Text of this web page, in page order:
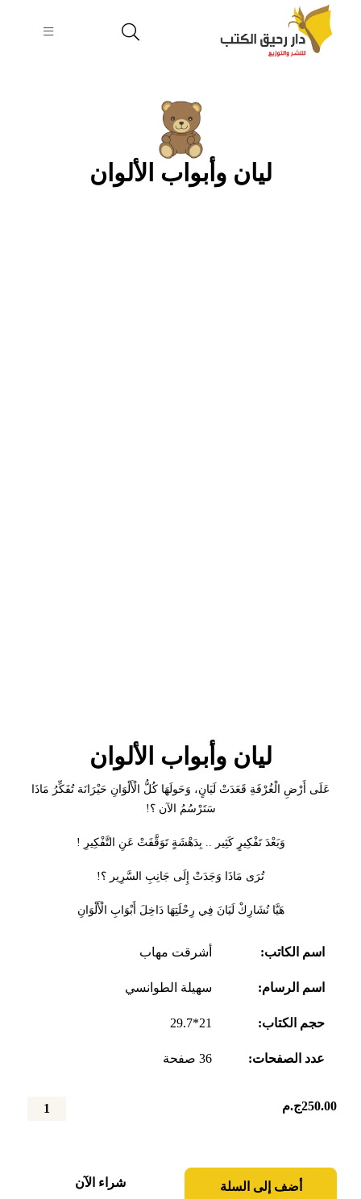
ليان وأبواب الألوان
ليان وأبواب الألوان
عَلَى أَرْضِ الْغُرْفَةِ قَعَدَتْ لَيَانٍ، وَحَولَهَا كُلُّ الْأَلْوَانِ حَيْرَانَة تُفَكِّرُ مَاذَا
سَتَرْسُمُ الآن ؟!
وَبَعْدَ تَفْكِيرٍ كَثِير .. بِدَهْشَةٍ تَوَقَّفَتْ عَنِ التَّفْكِيرِ !
تُرَى مَاذَا وَجَدَتْ إِلَى جَانِبِ السَّرِير ؟!
هَيَّا نُشَارِكْ لَيَانَ فِي رِحْلَتِهَا دَاخِلَ أَبْوَابِ الْأَلْوَانِ
اسم الكاتب: أشرقت مهاب
اسم الرسام: سهيلة الطوانسي
حجم الكتاب: 21*29.7
عدد الصفحات: 36 صفحة
250.00ج.م
كمية
أضف إلى السلة
شراء الآن